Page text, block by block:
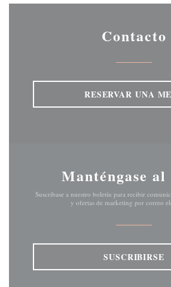
Contacto
RESERVAR UNA
Manténgase al
Suscríbase a nuestro boletín para recibir
y ofertas de marketing por correo
SUSCRIBIRSE